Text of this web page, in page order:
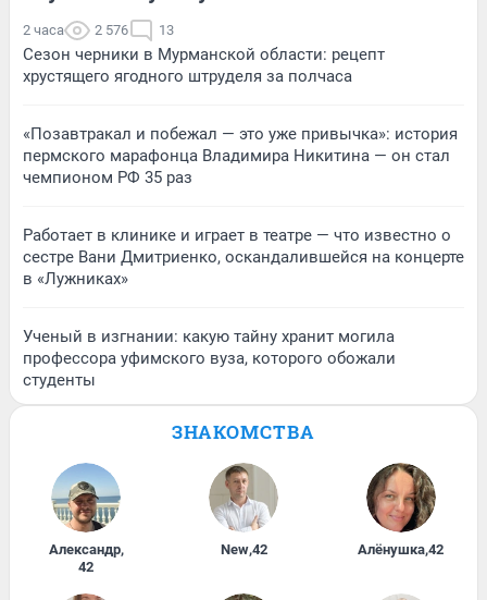
2 часа 2 576 13
Сезон черники в Мурманской области: рецепт
хрустящего ягодного штруделя за полчаса
«Позавтракал и побежал — это уже привычка»: история
пермского марафонца Владимира Никитина — он стал
чемпионом РФ 35 раз
Работает в клинике и играет в театре — что известно о
сестре Вани Дмитриенко, оскандалившейся на концерте
в «Лужниках»
Ученый в изгнании: какую тайну хранит могила
профессора уфимского вуза, которого обожали
студенты
ЗНАКОМСТВА
Александр,
42
New,42 Алёнушка,42